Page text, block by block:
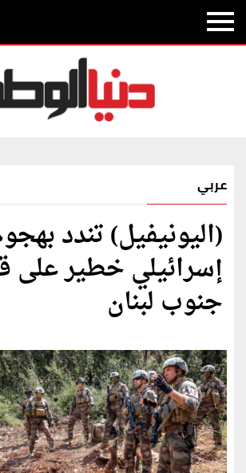
عربي
(اليونيفيل) تندد
إسرائيلي خطير على
جنوب لبنان